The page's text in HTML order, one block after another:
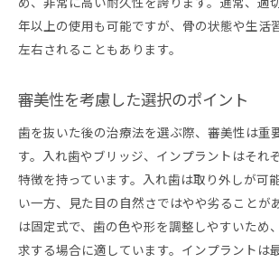
年以上の使用も可能ですが、骨の状態や生活
左右されることもあります。
審美性を考慮した選択のポイント
歯を抜いた後の治療法を選ぶ際、審美性は重
す。入れ歯やブリッジ、インプラントはそれ
特徴を持っています。入れ歯は取り外しが可
い一方、見た目の自然さではやや劣ることが
は固定式で、歯の色や形を調整しやすいため
求する場合に適しています。インプラントは